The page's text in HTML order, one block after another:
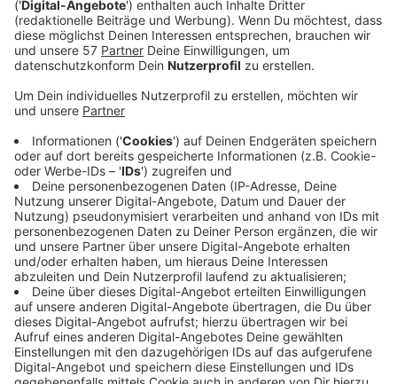
Anzeige
Grund geschrieben: um Menschen glücklich zu machen.
Wenn wir mit diesem Song ein positives Gefühl und
Freude in die Welt bringen können, dann haben wir
unser Ziel erreicht.", sagen die Produzenten SUPER-HI.
Da helfen wir doch gerne und spielen den Song bei uns
im Radio.
Anzeige
Wir benötigen Ihre
Zustimmung, um den YouTube
Video-Service zu laden!